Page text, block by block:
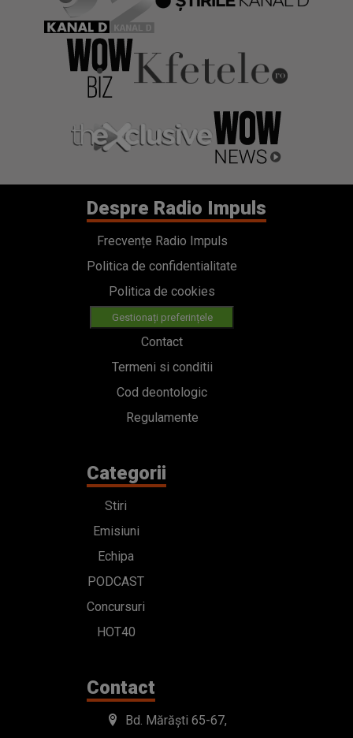
Despre Radio Impuls
Frecvențe Radio Impuls
Politica de confidentialitate
Politica de cookies
Gestionați preferințele
Contact
Termeni si conditii
Cod deontologic
Regulamente
Categorii
Stiri
Emisiuni
Echipa
PODCAST
Concursuri
HOT40
Contact
Bd. Mărăști 65-67,